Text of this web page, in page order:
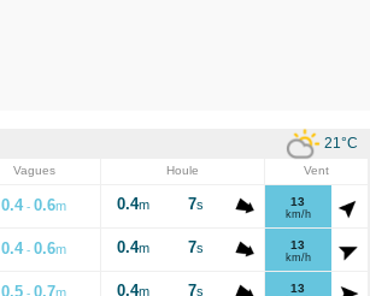
21 °C
Vagues Houle Vent
0.4-0.6m 0.4m 7s 13
km/h
0.4-0.6m 0.4m 7s 13
km/h
0.5 -0.7m 0.4m 7s 13